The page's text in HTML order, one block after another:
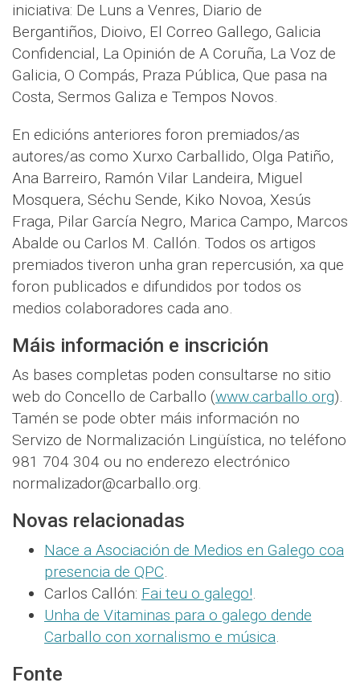
iniciativa: De Luns a Venres, Diario de
Bergantiños, Dioivo, El Correo Gallego, Galicia
Confidencial, La Opinión de A Coruña, La Voz de
Galicia, O Compás, Praza Pública, Que pasa na
Costa, Sermos Galiza e Tempos Novos.
En edicións anteriores foron premiados/as
autores/as como Xurxo Carballido, Olga Patiño,
Ana Barreiro, Ramón Vilar Landeira, Miguel
Mosquera, Séchu Sende, Kiko Novoa, Xesús
Fraga, Pilar García Negro, Marica Campo, Marcos
Abalde ou Carlos M. Callón. Todos os artigos
premiados tiveron unha gran repercusión, xa que
foron publicados e difundidos por todos os
medios colaboradores cada ano.
Máis información e inscrición
As bases completas poden consultarse no sitio
web do Concello de Carballo (www.carballo.org).
Tamén se pode obter máis información no
Servizo de Normalización Lingüística, no teléfono
981 704 304 ou no enderezo electrónico
normalizador@carballo.org.
Novas relacionadas
Nace a Asociación de Medios en Galego coa
presencia de QPC.
Carlos Callón: Fai teu o galego!.
Unha de Vitaminas para o galego dende
Carballo con xornalismo e música.
Fonte